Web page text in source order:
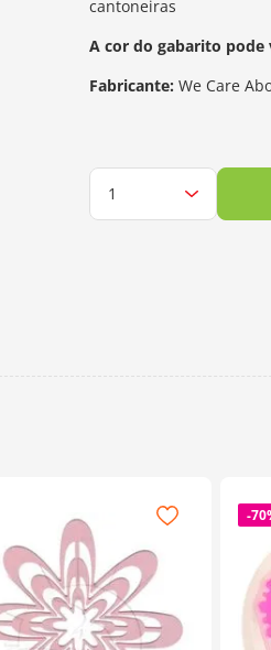
cantoneiras
A cor do gabarito
Fabricante: We Care
-